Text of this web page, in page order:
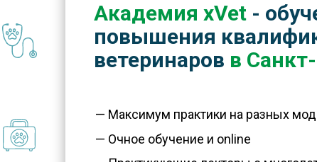
Академия xVet -
повышения
ветеринаров в
— Максимум практики на разных
— Очное обучение и online